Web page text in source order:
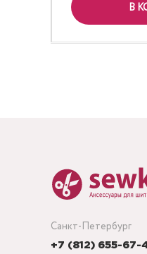
В
Санкт-Петербург
+7 (812) 655-67-